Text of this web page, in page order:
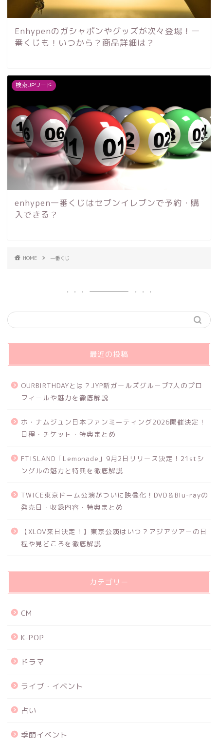
Enhypenのガシャポンやグッズが次々登場！一
番くじも！いつから？商品詳細は？
検索UPワード
enhypen一番くじはセブンイレブンで予約・購
入できる？
HOME 一番くじ
最近の投稿
OURBIRTHDAYとは？JYP新ガールズグループ7人のプロ
フィールや魅力を徹底解説
ホ・ナムジュン日本ファンミーティング2026開催決定！
日程・チケット・特典まとめ
FTISLAND「Lemonade」9月2日リリース決定！21stシ
ングルの魅力と特典を徹底解説
TWICE東京ドーム公演がついに映像化！DVD＆Blu-rayの
発売日・収録内容・特典まとめ
【XLOV来日決定！】東京公演はいつ？アジアツアーの日
程や見どころを徹底解説
カテゴリー
CM
K-POP
ドラマ
ライブ・イベント
占い
季節イベント